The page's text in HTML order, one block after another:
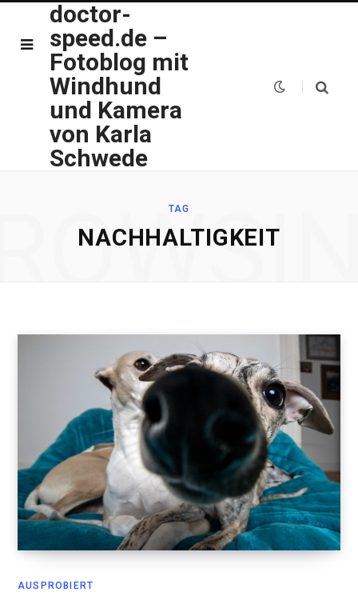
doctor-
speed.de –
Fotoblog mit
Windhund
und Kamera
von Karla
Schwede
TAG
NACHHALTIGKEIT
AUSPROBIERT